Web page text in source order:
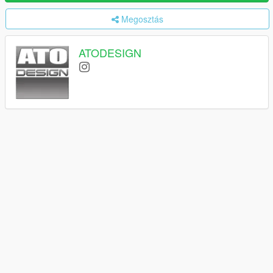
Megosztás
ATODESIGN